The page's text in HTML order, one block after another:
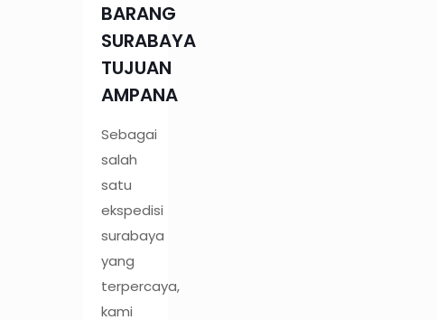
BARANG
SURABAYA
TUJUAN
AMPANA
Sebagai
salah
satu
ekspedisi
surabaya
yang
terpercaya,
kami